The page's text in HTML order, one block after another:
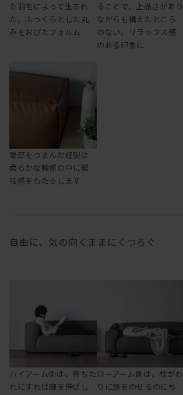
た羽毛によって生まれ
た、ふっくらとした丸
みをおびたフォルム
ることで、上品さがあり
ながらも構えたところ
のない、リラックス感
のある印象に
端部をつまんだ縫製は
柔らかな輪郭の中に緊
張感をもたらします
自由に、気の向くままにくつろぐ
ハイアーム側は、背もた
れにすれば脚を伸ばし
ローアーム側は、枕がわ
りに頭をのせるのにち